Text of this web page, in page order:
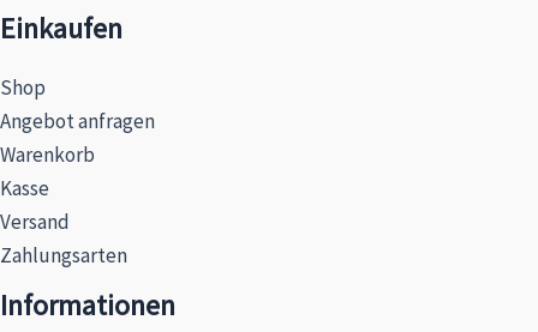
Einkaufen
Shop
Angebot anfragen
Warenkorb
Kasse
Versand
Zahlungsarten
Informationen